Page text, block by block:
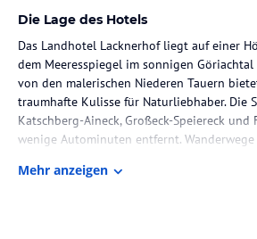
Die Lage des Hotels
Das Landhotel Lacknerhof liegt auf einer
dem Meeresspiegel im sonnigen Göriachtal
von den malerischen Niederen Tauern
traumhafte Kulisse für Naturliebhaber. Die
Katschberg-Aineck, Großeck-Speiereck
wenige Autominuten entfernt.
Schönheit der Umgebung zu Fuß erkunden
Mehr anzeigen